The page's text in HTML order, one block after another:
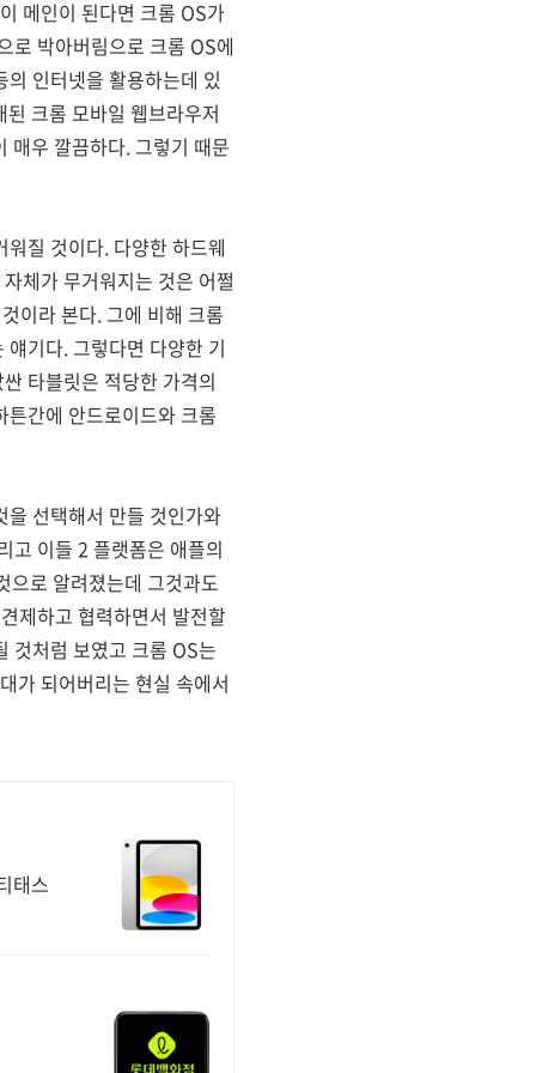
메인이 된다면 크롬 OS가
로 박아버림으로 크롬 OS에
인터넷을 활용하는데 있
크롬 모바일 웹브라우저
매우 깔끔하다. 그렇기 때문
질 것이다. 다양한 하드웨
체가 무거워지는 것은 어쩔
이라 본다. 그에 비해 크롬
기다. 그렇다면 다양한 기
타블릿은 적당한 가격의
간에 안드로이드와 크롬
을 선택해서 만들 것인가와
고 이들 2 플랫폼은 애플의
로 알려졌는데 그것과도
제하고 협력하면서 발전할
것처럼 보였고 크롬 OS는
가 되어버리는 현실 속에서
태스